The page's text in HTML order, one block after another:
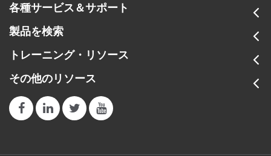
各種サービス＆サポート
製品を検索
トレーニング・リソース
その他のリソース